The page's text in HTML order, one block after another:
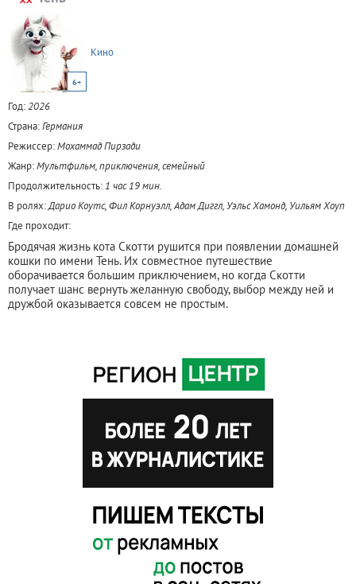
6+
Кино
Год:2026
Страна:Германия
Режиссер:Мохаммад Пирзади
Жанр:Мультфильм, приключения, семейный
Продолжительность: 1 час 19 мин.
В ролях:Дарио Коутс, Фил Корнуэлл, Адам Диггл, Уэльс Хамонд, Уильям Хоуп
Где проходит:
Бродячая жизнь кота Скотти рушится при появлении домашней
кошки по имени Тень. Их совместное путешествие
оборачивается большим приключением, но когда Скотти
получает шанс вернуть желанную свободу, выбор между ней и
дружбой оказывается совсем не простым.